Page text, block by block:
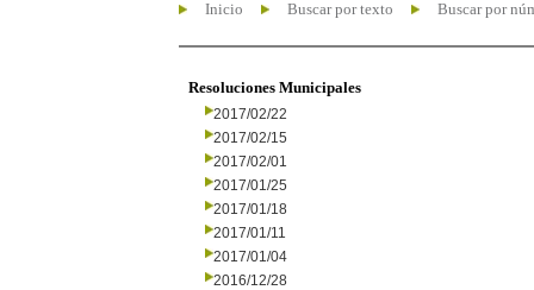
Inicio Buscar por texto Buscar por
Resoluciones Municipales
2017/02/22
2017/02/15
2017/02/01
2017/01/25
2017/01/18
2017/01/11
2017/01/04
2016/12/28